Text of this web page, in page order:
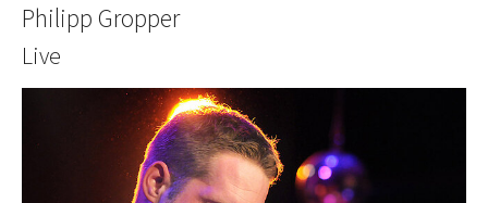
Philipp Gropper
Live
Show larger version for: